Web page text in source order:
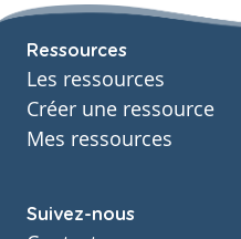
Ressources
Les ressources
Créer une ressource
Mes ressources
Suivez-nous